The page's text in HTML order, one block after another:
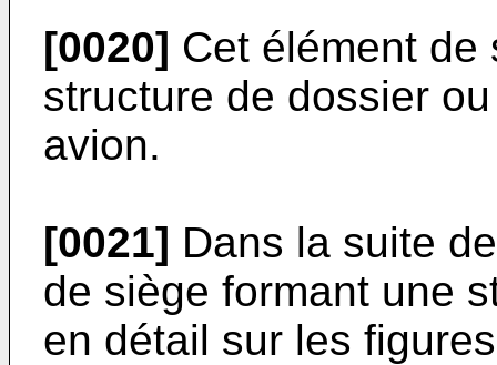
[0020] Cet élément de
structure de dossier
avion.
[0021] Dans la suite
de siège formant une
en détail sur les